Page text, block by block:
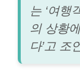
는 ‘여행
의 상황
다’고 조